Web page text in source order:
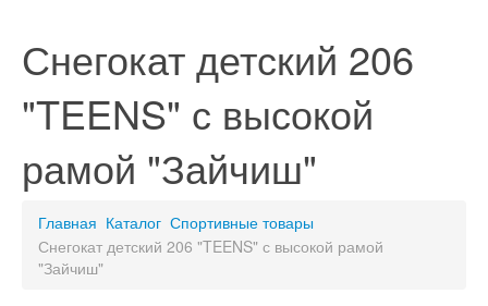
Снегокат детский 206
"TEENS" с высокой
рамой "Зайчиш"
Главная Каталог Спортивные товары
Снегокат детский 206 "TEENS" с высокой рамой
"Зайчиш"